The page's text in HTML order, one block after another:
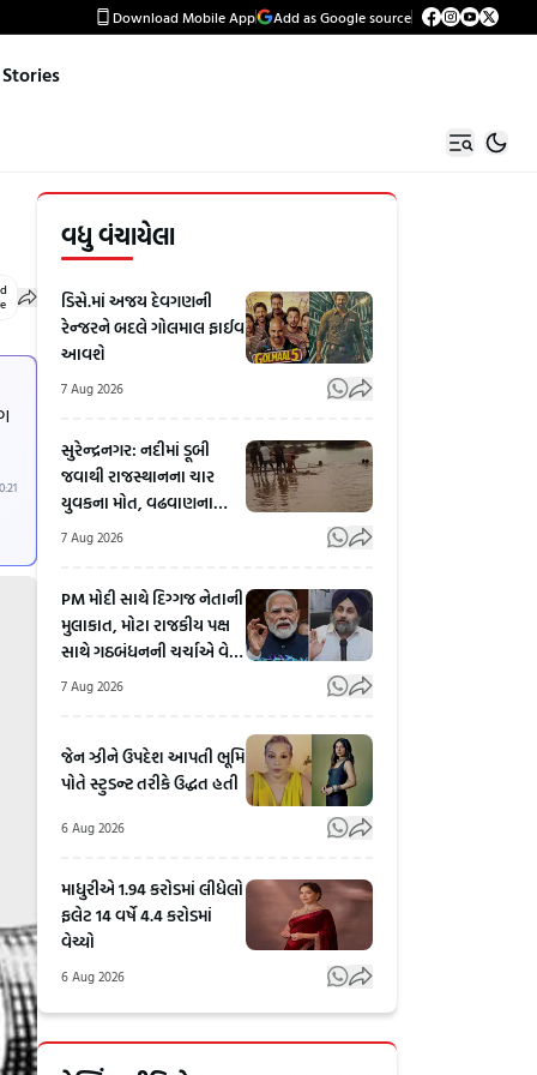
Download Mobile App Add as Google source
વધુ વંચાયેલા
ડિસે.માં અજય દેવગણની
રેન્જરને બદલે ગોલમાલ ફાઈવ
આવશે
7 Aug 2026
સુરેન્દ્રનગર: નદીમાં ડૂબી
જવાથી રાજસ્થાનના ચાર
યુવકના મોત, વઢવાણના
નગરા પાસેની ઘટના
7 Aug 2026
PM મોદી સાથે દિગ્ગજ નેતાની
મુલાકાત, મોટા રાજકીય પક્ષ
સાથે ગઠબંધનની ચર્ચાએ વેગ
પકડ્યો
7 Aug 2026
જેન ઝીને ઉપદેશ આપતી ભૂમિ
પોતે સ્ટુડન્ટ તરીકે ઉદ્ધત હતી
6 Aug 2026
માધુરીએ 1.94 કરોડમાં લીધેલો
ફલેટ 14 વર્ષે 4.4 કરોડમાં
વેચ્યો
6 Aug 2026
Bhilad
Chhota